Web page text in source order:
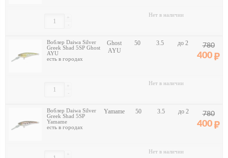
-
+ Нет в наличии
Воблер Daiwa Silver
Greek Shad 5SP Ghost
AYU
есть в городах
Ghost
AYU
50 3.5 до 2 780
400
-
+ Нет в наличии
Воблер Daiwa Silver
Greek Shad 5SP
Yamame
есть в городах
Yamame 50 3.5 до 2 780
400
+ Нет в наличии